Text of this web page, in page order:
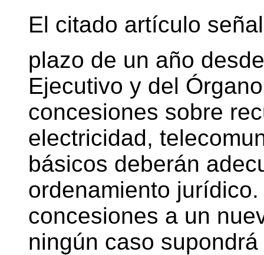
El citado artículo
plazo de un año
Ejecutivo y del
concesiones sobre
electricidad,
básicos deberán
ordenamiento
concesiones a un
ningún caso